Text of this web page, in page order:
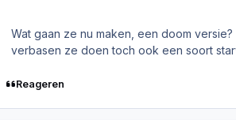
Wat gaan ze nu maken, een doom versie?
verbasen ze doen toch ook een soort
Reageren